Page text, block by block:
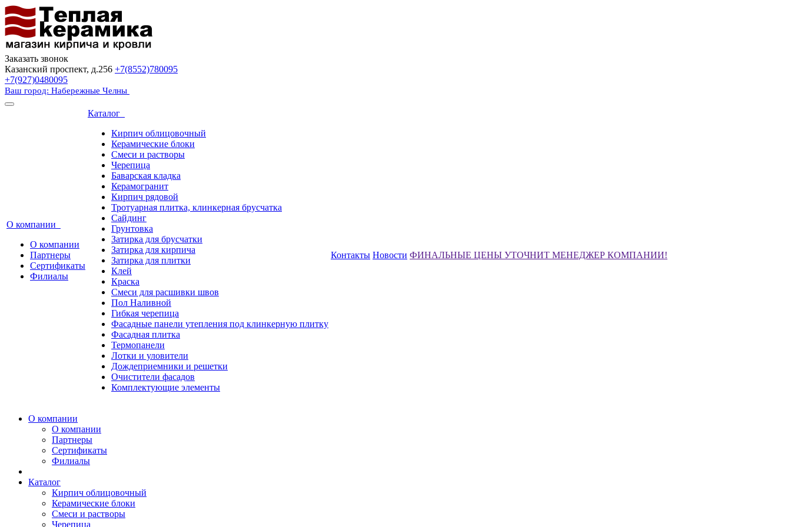
Заказать звонок
Казанский проспект, д.256 +7(8552)780095
+7(927)0480095
Ваш город: Набережные Челны
О компании
О компании
Партнеры
Сертификаты
Филиалы
Каталог
Кирпич облицовочный
Керамические блоки
Смеси и растворы
Черепица
Баварская кладка
Керамогранит
Кирпич рядовой
Тротуарная плитка, клинкерная брусчатка
Сайдинг
Грунтовка
Затирка для брусчатки
Затирка для кирпича
Затирка для плитки
Клей
Краска
Смеси для расшивки швов
Пол Наливной
Гибкая черепица
Фасадные панели утепления под клинкерную плитку
Фасадная плитка
Термопанели
Лотки и уловители
Дождеприемники и решетки
Очистители фасадов
Комплектующие элементы
Контакты Новости ФИНАЛЬНЫЕ ЦЕНЫ УТОЧНИТ МЕНЕДЖЕР КОМПАНИИ!
О компании
О компании
Партнеры
Сертификаты
Филиалы
Каталог
Кирпич облицовочный
Керамические блоки
Смеси и растворы
Черепица